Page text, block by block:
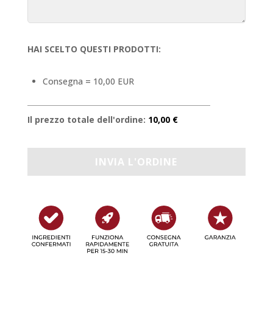
HAI SCELTO QUESTI PRODOTTI:
Consegna = 10,00 EUR
Il prezzo totale dell'ordine: 10,00 €